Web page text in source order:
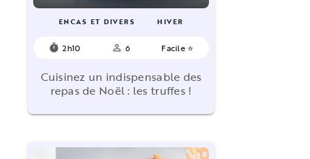
ENCAS ET DIVERS HIVER
timer 2h10 person_outline 6 Facile ⭐
Cuisinez un indispensable des
repas de Noël : les truffes !